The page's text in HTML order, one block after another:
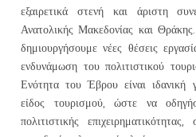
εξαιρετικά στενή και άριστη
Ανατολικής Μακεδονίας και
δημιουργήσουμε νέες θέσεις
ενδυνάμωση του πολιτιστικού
Ενότητα του Έβρου είναι ιδανική
είδος τουρισμού, ώστε να
πολιτιστικής